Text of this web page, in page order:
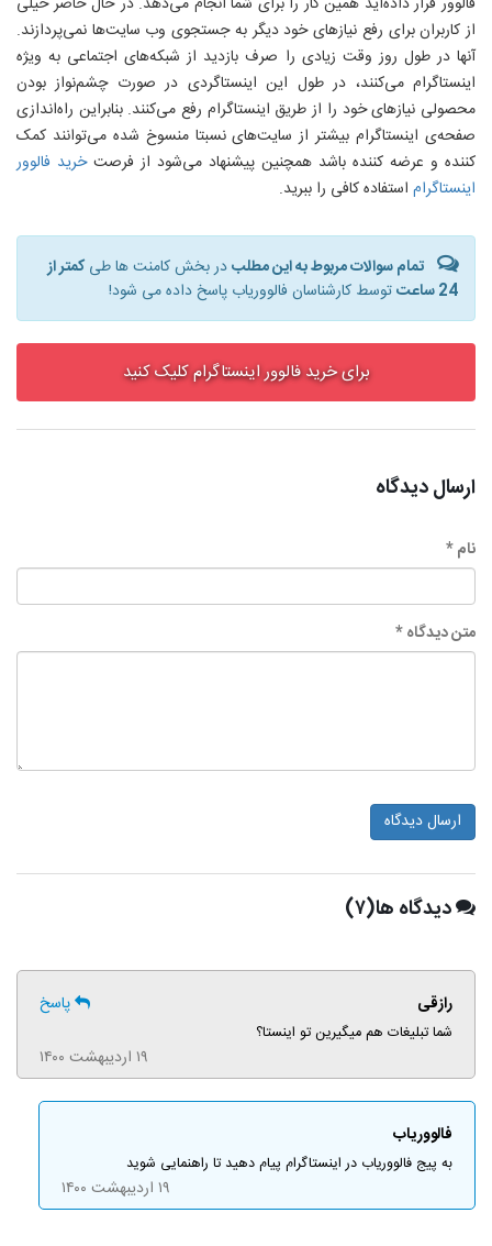
از کاربران برای رفع نیازهای خود دیگر به جستجوی وب سایت‌ها نمی‌پردازند.
آنها در طول روز وقت زیادی را صرف بازدید از شبکه‌های اجتماعی به ویژه
اینستاگرام می‌کنند، در طول این اینستاگردی در صورت چشم‌نواز بودن
محصولی نیازهای خود را از طریق اینستاگرام رفع می‌کنند. بنابراین راه‌اندازی
صفحه‌ی اینستاگرام بیشتر از سایت‌های نسبتا منسوخ شده می‌توانند کمک
کننده و عرضه کننده باشد همچنین پیشنهاد می‌شود از فرصتخرید فالوور
اینستاگرام استفاده کافی را ببرید.
تمام سوالات مربوط به این مطلبدر بخش کامنت ها طیکمتر از
24 ساعت
توسط کارشناسان فالووریاب پاسخ داده می شود!
برای خرید فالوور اینستاگرام کلیک کنید
ارسال دیدگاه
نام *
متن دیدگاه *
ارسال دیدگاه
دیدگاه ها(۷)
رازقی پاسخ
شما تبلیغات هم میگیرین تو اینستا؟
۱۹ اردیبهشت ۱۴۰۰
فالووریاب
به پیج فالووریاب در اینستاگرام پیام دهید تا راهنمایی شوید
۱۹ اردیبهشت ۱۴۰۰